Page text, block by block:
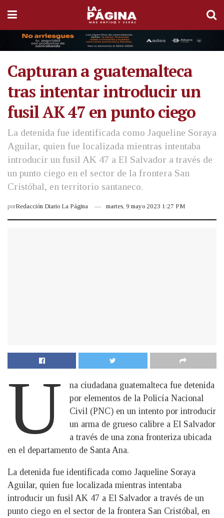
Capturan a guatemalteca
tras intentar introducir un
fusil AK 47 en punto ciego
La detenida fue identificada como Jaqueline Soraya
Aguilar, quien fue localizada mientras intentaba
introducir un fusil AK 47 a El Salvador a través de
un punto ciego en el sector de la frontera San
Cristóbal, en territorio santaneco.
porRedacción Diario La Página martes, 9 mayo 2023 1:27 PM
U
na ciudadana guatemalteca fue detenida
por elementos de la Policía Nacional
Civil (PNC) en un intento por introducir
un arma de grueso calibre a El Salvador
a través de una zona fronteriza ubicada
en el departamento de Santa Ana.
La detenida fue identificada como Jaqueline Soraya
Aguilar, quien fue localizada mientras intentaba
introducir un fusil AK 47 a El Salvador a través de un
punto ciego en el sector de la frontera San Cristóbal, en